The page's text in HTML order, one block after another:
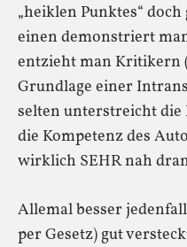
„heiklen Punktes“
einen demonstriert
entzieht man Kritikern
Grundlage einer
selten unterstreicht
die Kompetenz des
wirklich SEHR nah
Allemal besser
per Gesetz) gut